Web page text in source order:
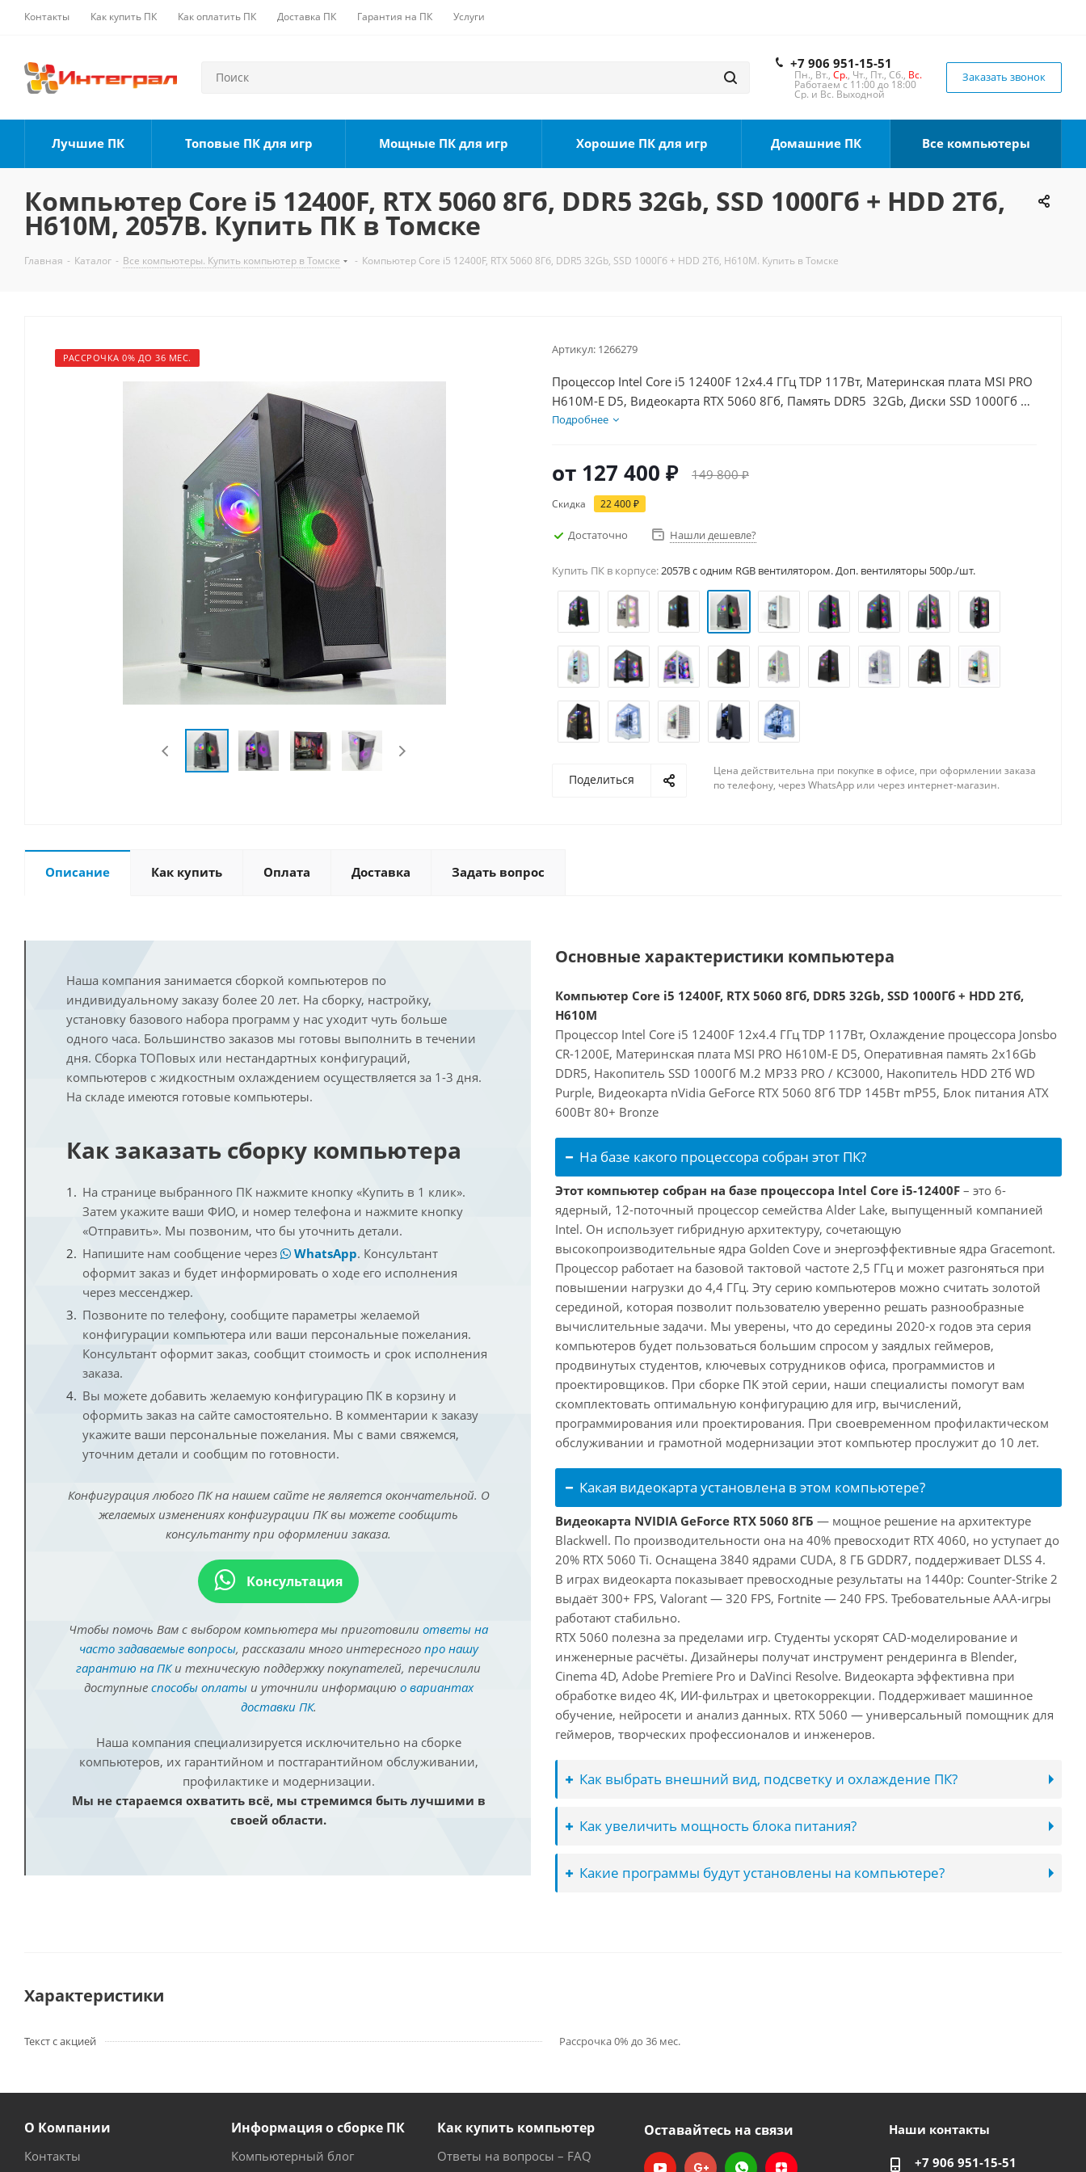
Контакты Как купить ПК Как оплатить ПК Доставка ПК Гарантия на ПК Услуги
+7 906 951-15-51
Пн., Вт., Ср., Чт., Пт., Сб., Вс.
Работаем с 11:00 до 18:00
Ср. и Вс. Выходной
Заказать звонок
Лучшие ПК Топовые ПК для игр Мощные ПК для игр Хорошие ПК для игр Домашние ПК Все компьютеры
Компьютер Core i5 12400F, RTX 5060 8Гб, DDR5 32Gb, SSD 1000Гб + HDD 2Тб,
H610M, 2057B. Купить ПК в Томске
Главная - Каталог - Все компьютеры. Купить компьютер в Томске - Компьютер Core i5 12400F, RTX 5060 8Гб, DDR5 32Gb, SSD 1000Гб + HDD 2Тб, H610M. Купить в Томске
РАССРОЧКА 0% ДО 36 МЕС.
Артикул: 1266279
Процессор Intel Core i5 12400F 12x4.4 ГГц TDP 117Вт, Материнская плата MSI PRO
H610M-E D5, Видеокарта RTX 5060 8Гб, Память DDR5 32Gb, Диски SSD 1000Гб +
HDD 2Тб, БП 600Вт
Подробнее
от 127 400 ₽ 149 800 ₽
Скидка 22 400 ₽
Достаточно Нашли дешевле?
Купить ПК в корпусе:2057B c одним RGB вентилятором. Доп. вентиляторы 500р./шт.
Поделиться
Цена действительна при покупке в офисе, при оформлении заказа
по телефону, через WhatsApp или через интернет-магазин.
Описание Как купить Оплата Доставка Задать вопрос
Наша компания занимается сборкой компьютеров по
индивидуальному заказу более 20 лет. На сборку, настройку,
установку базового набора программ у нас уходит чуть больше
одного часа. Большинство заказов мы готовы выполнить в течении
дня. Сборка ТОПовых или нестандартных конфигураций,
компьютеров с жидкостным охлаждением осуществляется за 1-3 дня.
На складе имеются готовые компьютеры.
Как заказать сборку компьютера
На странице выбранного ПК нажмите кнопку «Купить в 1 клик».
Затем укажите ваши ФИО, и номер телефона и нажмите кнопку
«Отправить». Мы позвоним, что бы уточнить детали.
Напишите нам сообщение через
WhatsApp. Консультант
оформит заказ и будет информировать о ходе его исполнения
через мессенджер.
Позвоните по телефону, сообщите параметры желаемой
конфигурации компьютера или ваши персональные пожелания.
Консультант оформит заказ, сообщит стоимость и срок исполнения
заказа.
Вы можете добавить желаемую конфигурацию ПК в корзину и
оформить заказ на сайте самостоятельно. В комментарии к заказу
укажите ваши персональные пожелания. Мы с вами свяжемся,
уточним детали и сообщим по готовности.
Конфигурация любого ПК на нашем сайте не является окончательной. О
желаемых изменениях конфигурации ПК вы можете сообщить
консультанту при оформлении заказа.
Консультация
Чтобы помочь Вам с выбором компьютера мы приготовили ответы на
часто задаваемые вопросы, рассказали много интересного про нашу
гарантию на ПКи техническую поддержку покупателей, перечислили
доступные способы оплатыи уточнили информацию о вариантах
доставки ПК.
Наша компания специализируется исключительно на сборке
компьютеров, их гарантийном и постгарантийном обслуживании,
профилактике и модернизации.
Мы не стараемся охватить всё, мы стремимся быть лучшими в
своей области.
Основные характеристики компьютера
Компьютер Core i5 12400F, RTX 5060 8Гб, DDR5 32Gb, SSD 1000Гб + HDD 2Тб,
H610M
Процессор Intel Core i5 12400F 12x4.4 ГГц TDP 117Вт, Охлаждение процессора Jonsbo
CR-1200E, Материнская плата MSI PRO H610M-E D5, Оперативная память 2x16Gb
DDR5, Накопитель SSD 1000Гб M.2 MP33 PRO / KC3000, Накопитель HDD 2Тб WD
Purple, Видеокарта nVidia GeForce RTX 5060 8Гб TDP 145Вт mP55, Блок питания ATX
600Вт 80+ Bronze
На базе какого процессора собран этот ПК?
Этот компьютер собран на базе процессора Intel Core i5-12400F – это 6-
ядерный, 12-поточный процессор семейства Alder Lake, выпущенный компанией
Intel. Он использует гибридную архитектуру, сочетающую
высокопроизводительные ядра Golden Cove и энергоэффективные ядра Gracemont.
Процессор работает на базовой тактовой частоте 2,5 ГГц и может разгоняться при
повышении нагрузки до 4,4 ГГц. Эту серию компьютеров можно считать золотой
серединой, которая позволит пользователю уверенно решать разнообразные
вычислительные задачи. Мы уверены, что до середины 2020-х годов эта серия
компьютеров будет пользоваться большим спросом у заядлых геймеров,
продвинутых студентов, ключевых сотрудников офиса, программистов и
проектировщиков. При сборке ПК этой серии, наши специалисты помогут вам
скомплектовать оптимальную конфигурацию для игр, вычислений,
программирования или проектирования. При своевременном профилактическом
обслуживании и грамотной модернизации этот компьютер прослужит до 10 лет.
Какая видеокарта установлена в этом компьютере?
Видеокарта NVIDIA GeForce RTX 5060 8ГБ — мощное решение на архитектуре
Blackwell. По производительности она на 40% превосходит RTX 4060, но уступает до
20% RTX 5060 Ti. Оснащена 3840 ядрами CUDA, 8 ГБ GDDR7, поддерживает DLSS 4.
В играх видеокарта показывает превосходные результаты на 1440p: Counter-Strike 2
выдаёт 300+ FPS, Valorant — 320 FPS, Fortnite — 240 FPS. Требовательные AAA-игры
работают стабильно.
RTX 5060 полезна за пределами игр. Студенты ускорят CAD-моделирование и
инженерные расчёты. Дизайнеры получат инструмент рендеринга в Blender,
Cinema 4D, Adobe Premiere Pro и DaVinci Resolve. Видеокарта эффективна при
обработке видео 4K, ИИ-фильтрах и цветокоррекции. Поддерживает машинное
обучение, нейросети и анализ данных. RTX 5060 — универсальный помощник для
геймеров, творческих профессионалов и инженеров.
Как выбрать внешний вид, подсветку и охлаждение ПК?
Как увеличить мощность блока питания?
Какие программы будут установлены на компьютере?
Характеристики
Текст с акцией Рассрочка 0% до 36 мес.
О Компании
Контакты
Информация о сборке ПК
Компьютерный блог
Как купить компьютер
Ответы на вопросы – FAQ
Оставайтесь на связи Наши контакты
+7 906 951-15-51